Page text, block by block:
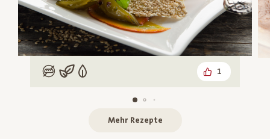
Low Carb
Vegan
Vegetarisch 1
Mehr Rezepte